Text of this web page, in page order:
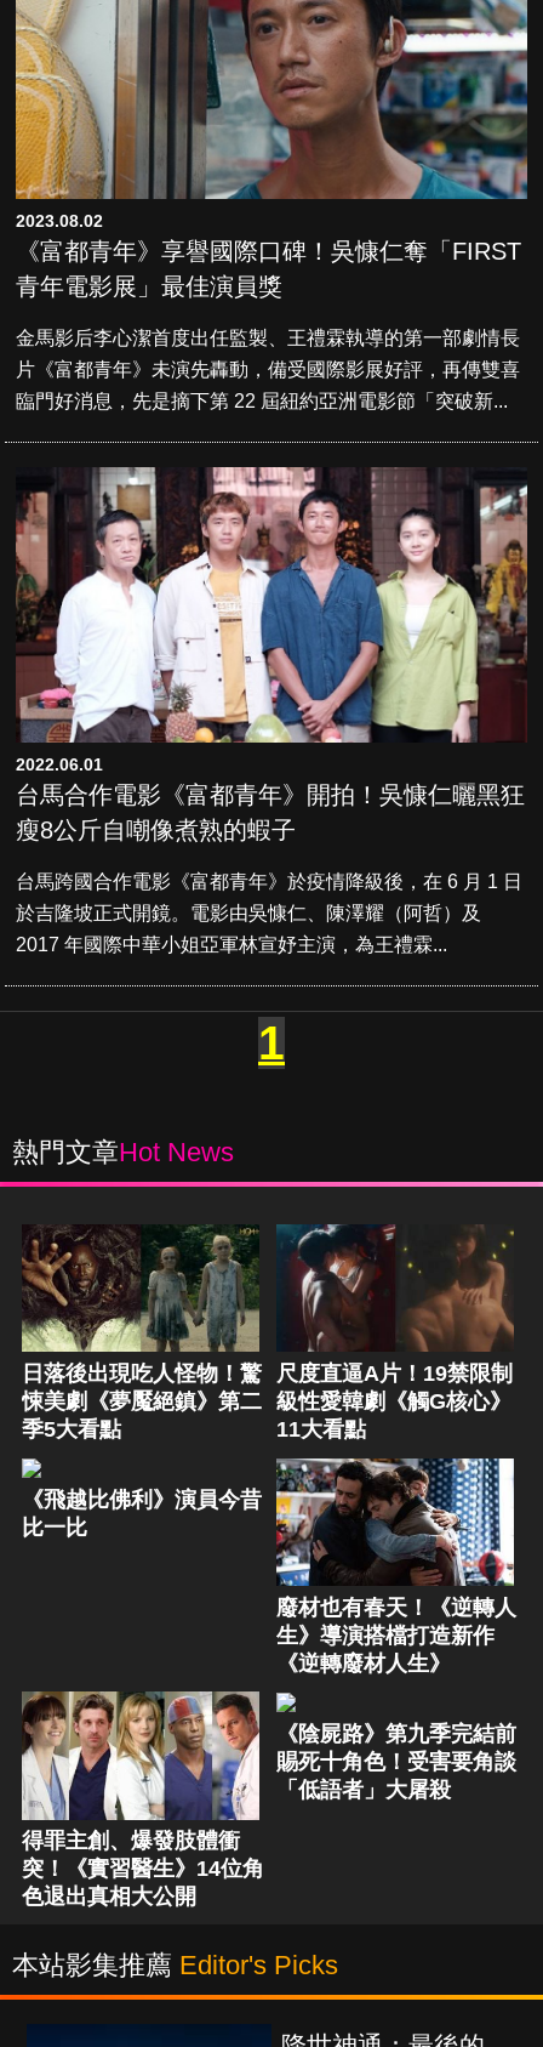
2023.08.02
《富都青年》享譽國際口碑！吳慷仁奪「FIRST
青年電影展」最佳演員獎
金馬影后李心潔首度出任監製、王禮霖執導的第一部劇情長
片《富都青年》未演先轟動，備受國際影展好評，再傳雙喜
臨門好消息，先是摘下第 22 屆紐約亞洲電影節「突破新...
2022.06.01
台馬合作電影《富都青年》開拍！吳慷仁曬黑狂
瘦8公斤自嘲像煮熟的蝦子
台馬跨國合作電影《富都青年》於疫情降級後，在 6 月 1 日
於吉隆坡正式開鏡。電影由吳慷仁、陳澤耀（阿哲）及
2017 年國際中華小姐亞軍林宣妤主演，為王禮霖...
1
熱門文章Hot News
日落後出現吃人怪物！驚
悚美劇《夢魘絕鎮》第二
季5大看點
尺度直逼A片！19禁限制
級性愛韓劇《觸G核心》
11大看點
《飛越比佛利》演員今昔
比一比
廢材也有春天！《逆轉人
生》導演搭檔打造新作
《逆轉廢材人生》
得罪主創、爆發肢體衝
突！《實習醫生》14位角
色退出真相大公開
《陰屍路》第九季完結前
賜死十角色！受害要角談
「低語者」大屠殺
本站影集推薦 Editor's Picks